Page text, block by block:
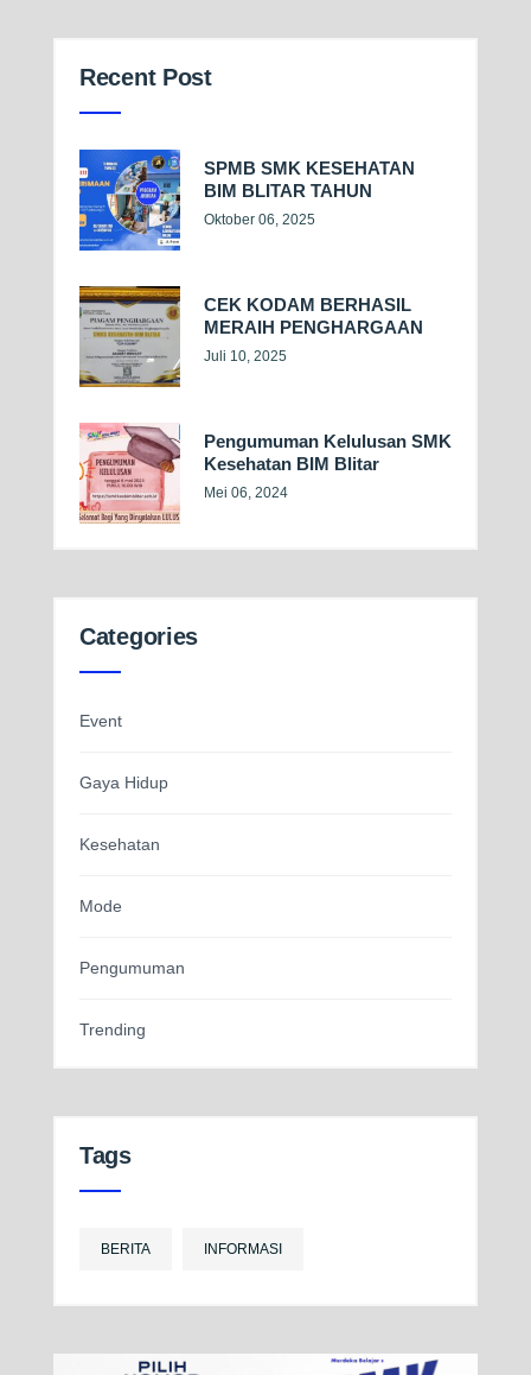
Recent Post
SPMB SMK KESEHATAN
BIM BLITAR TAHUN
Oktober 06, 2025
CEK KODAM BERHASIL
MERAIH PENGHARGAAN
Juli 10, 2025
Pengumuman Kelulusan SMK
Kesehatan BIM Blitar
Mei 06, 2024
Categories
Event
Gaya Hidup
Kesehatan
Mode
Pengumuman
Trending
Tags
BERITA INFORMASI